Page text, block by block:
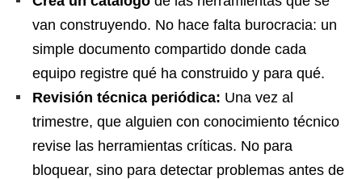
van construyendo. No hace falta burocracia: un
simple documento compartido donde cada
equipo registre qué ha construido y para qué.
Revisión técnica periódica: Una vez al
trimestre, que alguien con conocimiento técnico
revise las herramientas críticas. No para
bloquear, sino para detectar problemas antes de